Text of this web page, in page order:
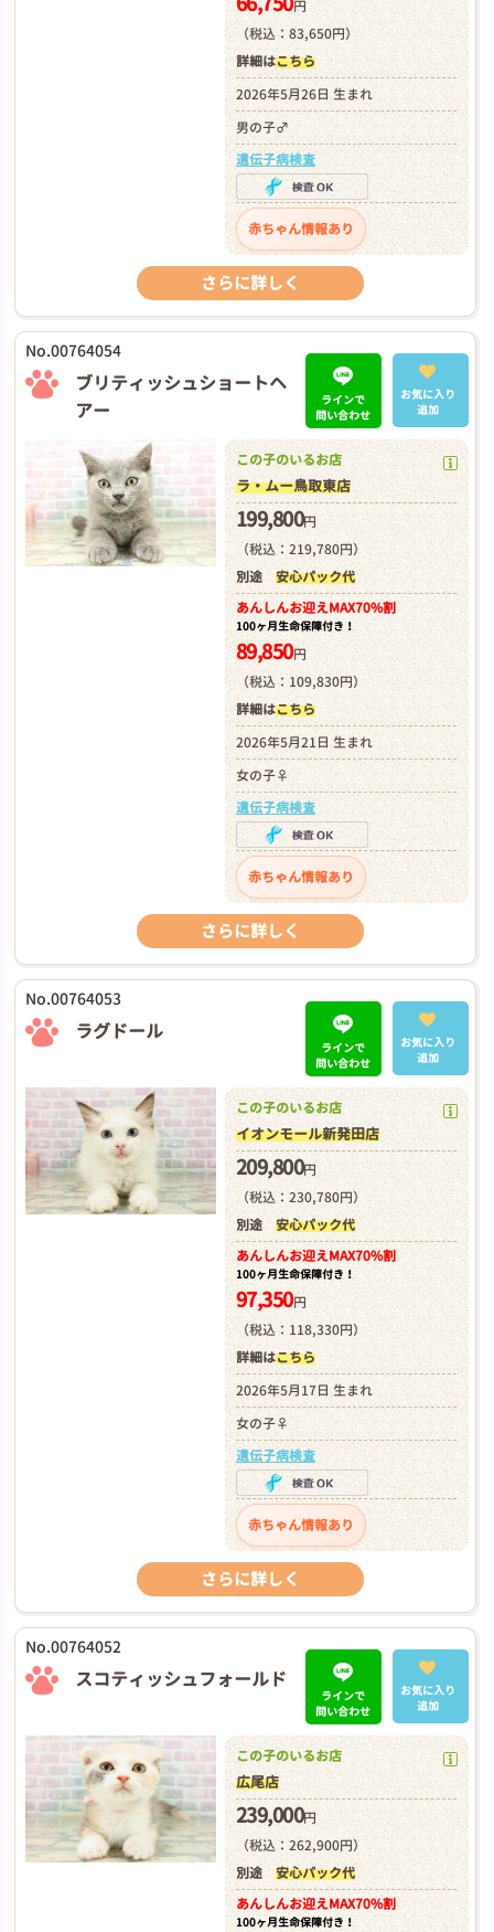
円
（税込：83,650円）
詳細はこちら
2026年5月26日 生まれ
男の子♂
遺伝子病検査
赤ちゃん情報あり
さらに詳しく
No.00764054
ブリティッシュショートヘ
アー
ラインで
問い合わせ
お気に入り
追加
この子のいるお店
ラ・ムー鳥取東店
199,800円
（税込：219,780円）
別途 安心パック代
あんしんお迎えMAX70%割
100ヶ月生命保障付き！
89,850円
（税込：109,830円）
詳細はこちら
2026年5月21日 生まれ
女の子♀
遺伝子病検査
赤ちゃん情報あり
さらに詳しく
No.00764053
ラグドール
ラインで
問い合わせ
お気に入り
追加
この子のいるお店
イオンモール新発田店
209,800円
（税込：230,780円）
別途 安心パック代
あんしんお迎えMAX70%割
100ヶ月生命保障付き！
97,350円
（税込：118,330円）
詳細はこちら
2026年5月17日 生まれ
女の子♀
遺伝子病検査
赤ちゃん情報あり
さらに詳しく
No.00764052
スコティッシュフォールド
ラインで
問い合わせ
お気に入り
追加
この子のいるお店
広尾店
239,000円
（税込：262,900円）
別途 安心パック代
あんしんお迎えMAX70%割
100ヶ月生命保障付き！